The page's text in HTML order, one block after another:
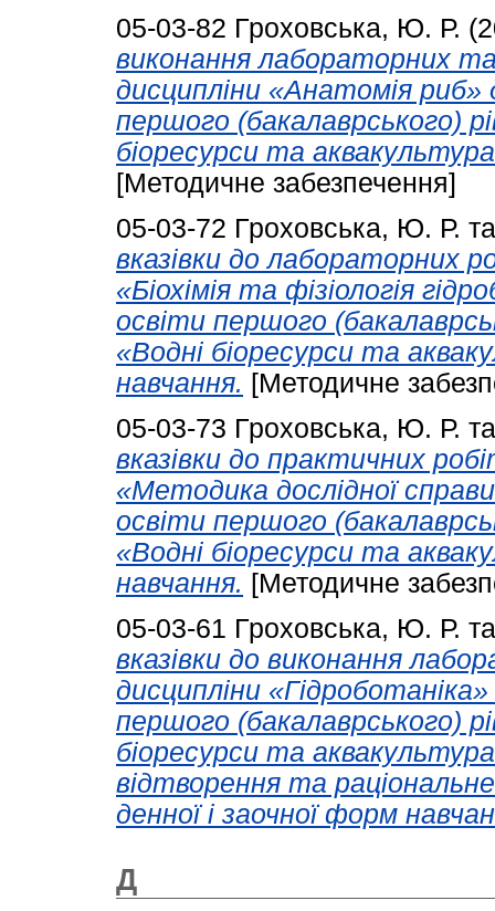
05-03-82 Гроховська, Ю. Р.
виконання лабораторних
дисципліни «Анатомія риб»
першого (бакалаврського)
біоресурси та
[Методичне забезпечення]
05-03-72 Гроховська, Ю. Р.
вказівки до лабораторних
«Біохімія та фізіологія
освіти першого
«Водні біоресурси та
навчання. [Методичне
05-03-73 Гроховська, Ю. Р.
вказівки до практичних
«Методика дослідної
освіти першого
«Водні біоресурси та
навчання. [Методичне
05-03-61 Гроховська, Ю. Р.
вказівки до виконання
дисципліни
першого (бакалаврського)
біоресурси та
відтворення та
денної і заочної форм
Д